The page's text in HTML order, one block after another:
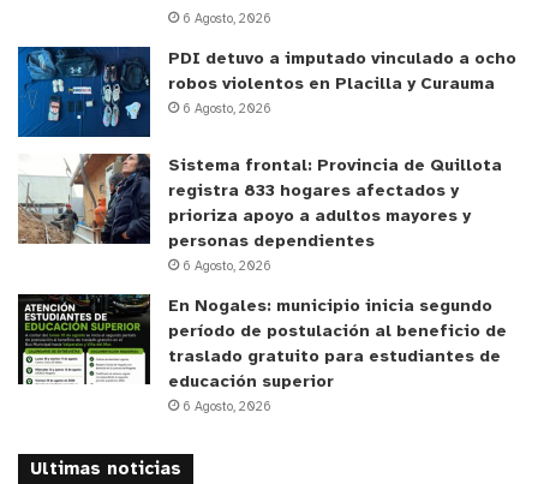
A través de las iconografías que están arriba de los
establecimientos podrán saber si tiene copago; si es
solo de mujeres; si es solo de hombres; si es mixto; si
recibe la Subvención Escolar Preferencial (SEP); y si
tiene el Programa de Integración Escolar (PIE).
En el botón ‘’Lista’’ estarán los establecimientos
educacionales de acuerdo al filtro realizado,
podrán conocer su dependencia (público o
particular subvencionado); su matrícula (cantidad
de estudiantes); número de estudiantes por curso;
y su dirección. Al hacer clic en ‘’VER’’ podrán ver el
detalle. También, en el botón ‘’Mapa’’ podrán ver la
filtrados.
6 Agosto, 2026
PDI detuvo a imputado vinculado a ocho
robos violentos en Placilla y Curauma
6 Agosto, 2026
Sistema frontal: Provincia de Quillota
registra 833 hogares afectados y
prioriza apoyo a adultos mayores y
personas dependientes
6 Agosto, 2026
En Nogales: municipio inicia segundo
período de postulación al beneficio de
traslado gratuito para estudiantes de
educación superior
6 Agosto, 2026
Ultimas noticias